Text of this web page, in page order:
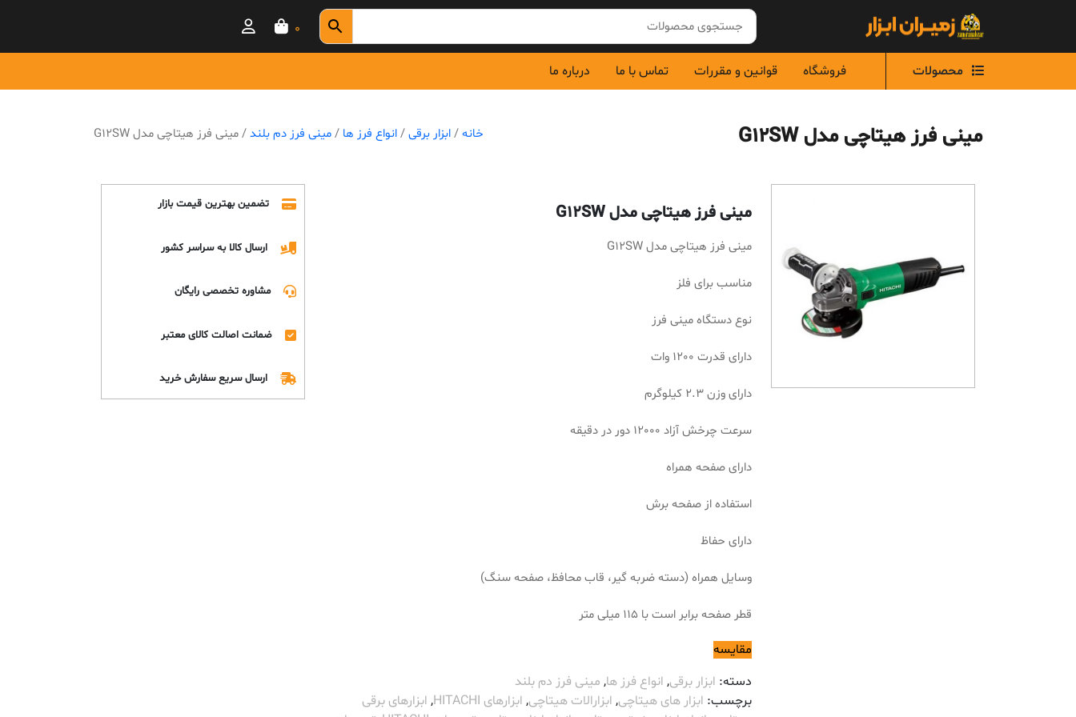
0
محصولات فروشگاه قوانین و مقررات تماس با ما درباره ما
مینی فرز هیتاچی مدل G12SW خانه /ابزار برقی /انواع فرز ها /مینی فرز دم بلند / مینی فرز هیتاچی مدل G12SW
مینی فرز هیتاچی مدل G12SW
مینی فرز هیتاچی مدل G12SW
مناسب برای فلز
نوع دستگاه مینی فرز
دارای قدرت 1200 وات
دارای وزن 2.3 کیلوگرم
سرعت چرخش آزاد 12000 دور در دقیقه
دارای صفحه همراه
استفاده از صفحه برش
دارای حفاظ
وسایل همراه (دسته ضربه گیر، قاب محافظ، صفحه سنگ)
قطر صفحه برابر است با 115 میلی متر
مقایسه
دسته: ابزار برقی, انواع فرز ها, مینی فرز دم بلند
برچسب: ابزار های هیتاچی, ابزارالات هیتاچی, ابزارهای HITACHI , ابزارهای برقی
تضمین بهترین قیمت بازار
ارسال کالا به سراسر کشور
مشاوره تخصصی رایگان
ضمانت اصالت کالای معتبر
ارسال سریع سفارش خرید